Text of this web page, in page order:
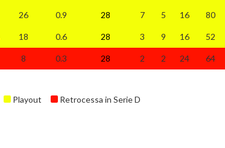
26 0.9 28 7 5 16 80
18 0.6 28 3 9 16 52
8 0.3 28 2 2 24 64
Playout Retrocessa in Serie D